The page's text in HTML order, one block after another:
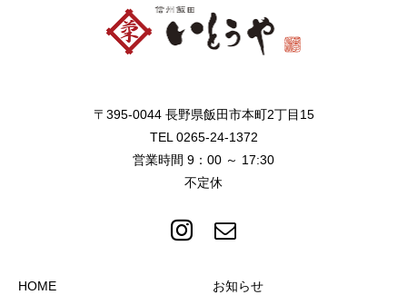
〒395-0044 長野県飯田市本町2丁目15
TEL 0265-24-1372
営業時間 9：00 ～ 17:30
不定休
HOME お知らせ